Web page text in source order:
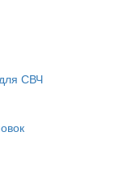
СВЧ